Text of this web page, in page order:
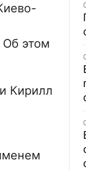
Об этом
Кирилл